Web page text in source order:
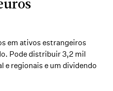
em ativos estrangeiros
Pode distribuir 3,2 mil
e regionais e um dividendo